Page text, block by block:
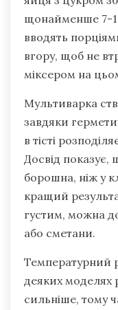
щонайменше 7-
вводять
вгору, щоб не
міксером на
Мультиварка
завдяки
в тісті
Досвід показує,
борошна, ніж у
кращий
густим, можна
або сметани.
Температурний
деяких моделях
сильніше, тому